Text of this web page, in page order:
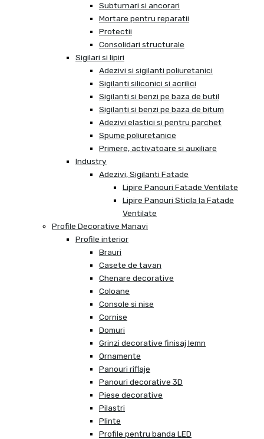
Subturnari si ancorari
Mortare pentru reparatii
Protectii
Consolidari structurale
Sigilari si lipiri
Adezivi si sigilanti poliuretanici
Sigilanti siliconici si acrilici
Sigilanti si benzi pe baza de butil
Sigilanti si benzi pe baza de bitum
Adezivi elastici si pentru parchet
Spume poliuretanice
Primere, activatoare si auxiliare
Industry
Adezivi, Sigilanti Fatade
Lipire Panouri Fatade Ventilate
Lipire Panouri Sticla la Fatade
Ventilate
Profile Decorative Manavi
Profile interior
Brauri
Casete de tavan
Chenare decorative
Coloane
Console si nise
Cornise
Domuri
Grinzi decorative finisaj lemn
Ornamente
Panouri riflaje
Panouri decorative 3D
Piese decorative
Pilastri
Plinte
Profile pentru banda LED